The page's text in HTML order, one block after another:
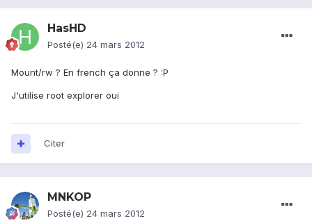
HasHD
Posté(e) 24 mars 2012
Mount/rw ? En french ça donne ? :P
J'utilise root explorer oui
Citer
MNKOP
Posté(e) 24 mars 2012